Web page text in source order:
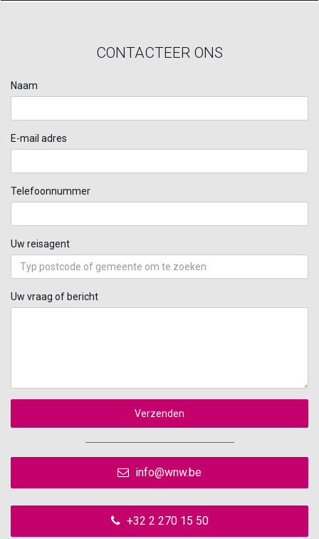
CONTACTEER ONS
Naam
E-mail adres
Telefoonnummer
Uw reisagent
Uw vraag of bericht
Verzenden
info@wnw.be
+32 2 270 15 50